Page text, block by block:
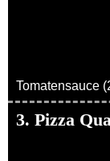
Tomatensauce
3. Pizza